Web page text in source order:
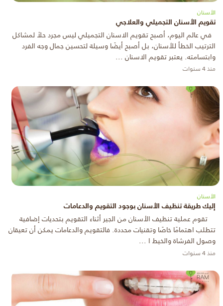
الأسنان
تقويم الأسنان التجميلي والعلاجي
في عالم اليوم، أصبح تقويم الاسنان التجميلي ليس مجرد حلاً لمشاكل
الترتيب الخطأ للأسنان، بل أصبح أيضًا وسيلة لتحسين جمال وجه الفرد
وابتسامته. يعتبر تقويم الاسنان ...
منذ 4 سنوات
الأسنان
إليك طريقة تنظيف الأسنان بوجود التقويم والدعامات
تقوم عملية تنظيف الأسنان من الجير أثناء التقويم بتحديات إضافية
تتطلب اهتمامًا خاصًا وتقنيات محددة. فالتقويم والدعامات يمكن أن تعيقان
وصول الفرشاة والخيط ا ...
منذ 4 سنوات